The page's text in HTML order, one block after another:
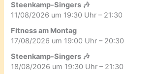
Steenkamp-Singers 🎶
11/08/2026 um 19:30 Uhr – 21:30
Fitness am Montag
17/08/2026 um 19:00 Uhr – 20:30
Steenkamp-Singers 🎶
18/08/2026 um 19:30 Uhr – 21:30